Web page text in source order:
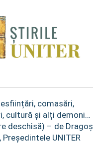
comasări,
cultură și alți demoni…
deschisă) – de Dragoș
Președintele UNITER